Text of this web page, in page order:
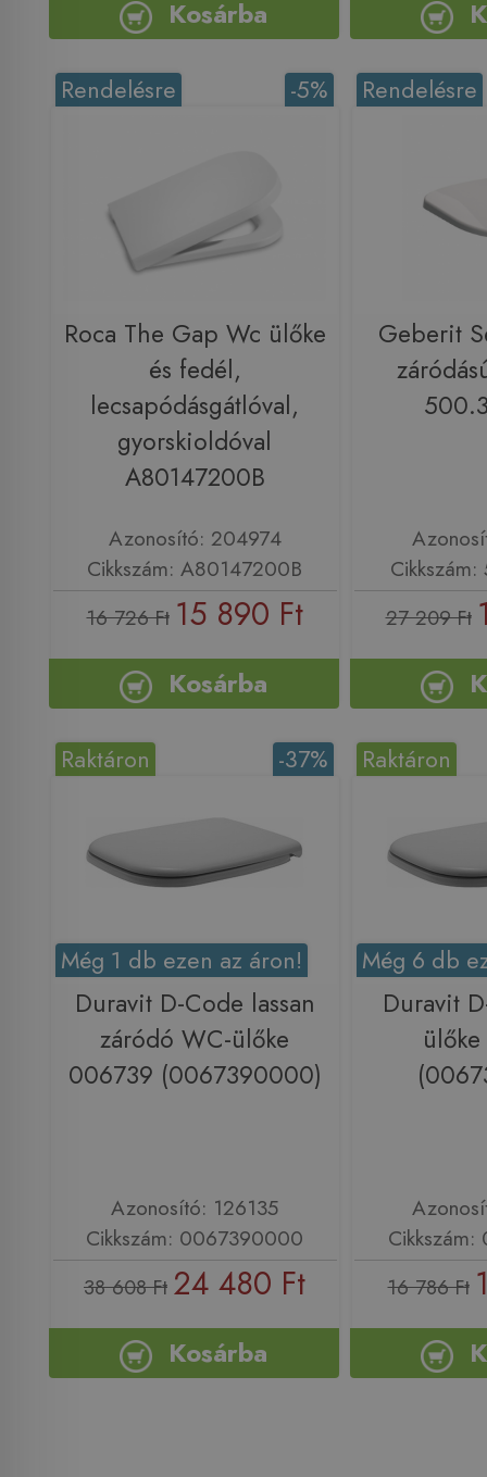
Kosárba
-5%
Rendelésre
Roca The Gap Wc ülőke
és fedél,
lecsapódásgátlóval,
gyorskioldóval
A80147200B
Azonosító: 204974
Cikkszám: A80147200B
16 726 Ft 15 890 Ft
Kosárba
Rendelésre
Geberit
27 209 Ft
-37%
Raktáron
Még 1 db ezen az áron!
Duravit D-Code lassan
záródó WC-ülőke
006739 (0067390000)
Azonosító: 126135
Cikkszám: 0067390000
38 608 Ft 24 480 Ft
Kosárba
Raktáron
Még 6 db
Duravit
16 786 Ft